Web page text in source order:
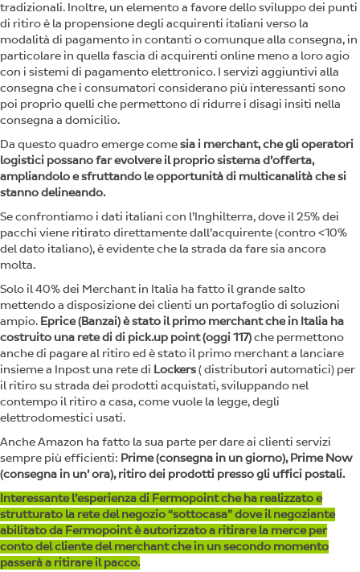
tradizionali. Inoltre, un elemento a favore dello sviluppo dei punti
di ritiro è la propensione degli acquirenti italiani verso la
modalità di pagamento in contanti o comunque alla consegna, in
particolare in quella fascia di acquirenti online meno a loro agio
con i sistemi di pagamento elettronico. I servizi aggiuntivi alla
consegna che i consumatori considerano più interessanti sono
poi proprio quelli che permettono di ridurre i disagi insiti nella
consegna a domicilio.
Da questo quadro emerge comesia i merchant, che gli operatori
logistici possano far evolvere il proprio sistema d’offerta,
ampliandolo e sfruttando le opportunità di multicanalità che si
stanno delineando.
Se confrontiamo i dati italiani con l’Inghilterra, dove il 25% dei
pacchi viene ritirato direttamente dall’acquirente (contro <10%
del dato italiano), è evidente che la strada da fare sia ancora
molta.
Solo il 40% dei Merchant in Italia ha fatto il grande salto
mettendo a disposizione dei clienti un portafoglio di soluzioni
ampio. Eprice (Banzai) è stato il primo merchant che in Italia ha
costruito una rete di di pick.up point (oggi 117)che permettono
anche di pagare al ritiro ed è stato il primo merchant a lanciare
insieme a Inpost una rete di Lockers( distributori automatici) per
il ritiro su strada dei prodotti acquistati, sviluppando nel
contempo il ritiro a casa, come vuole la legge, degli
elettrodomestici usati.
Anche Amazon ha fatto la sua parte per dare ai clienti servizi
sempre più efficienti: Prime (consegna in un giorno), Prime Now
(consegna in un’ ora), ritiro dei prodotti presso gli uffici postali.
Interessante l’esperienza di Fermopoint che ha realizzato e
strutturato la rete del negozio “sottocasa” dove il negoziante
abilitato da Fermopoint è autorizzato a ritirare la merce per
conto del cliente del merchant che in un secondo momento
passerà a ritirare il pacco.